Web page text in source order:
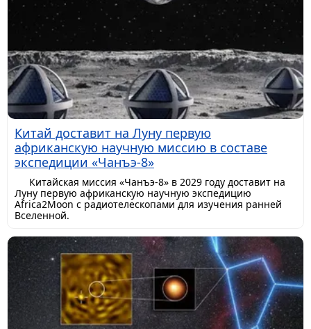
Китай доставит на Луну первую
африканскую научную миссию в составе
экспедиции «Чанъэ-8»
Китайская миссия «Чанъэ-8» в 2029 году доставит на
Луну первую африканскую научную экспедицию
Africa2Moon с радиотелескопами для изучения ранней
Вселенной.